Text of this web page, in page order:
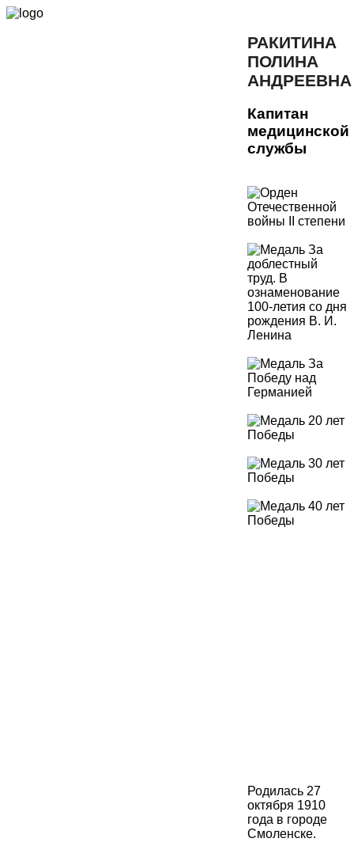
РАКИТИНА
ПОЛИНА
АНДРЕЕВНА
Капитан
медицинской
службы
Родилась 27
октября 1910
года в городе
Смоленске.